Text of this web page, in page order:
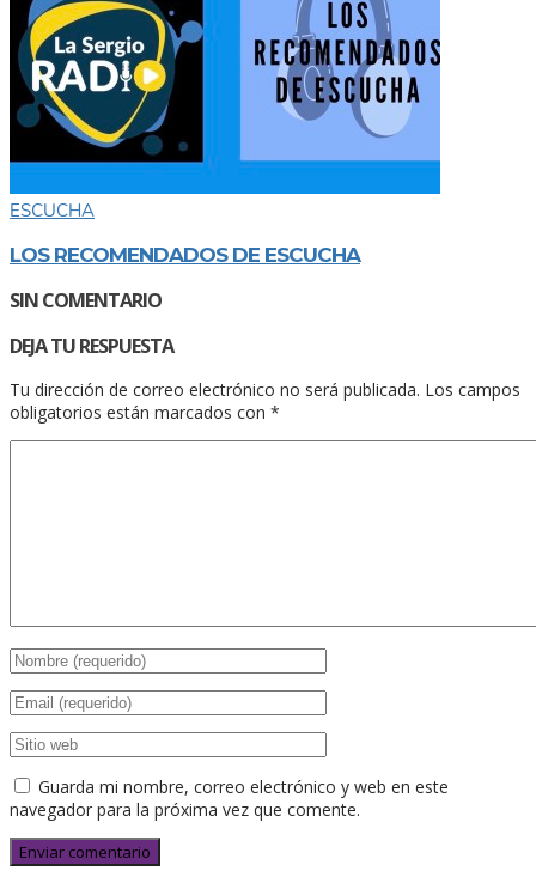
ESCUCHA
LOS RECOMENDADOS DE ESCUCHA
SIN COMENTARIO
DEJA TU RESPUESTA
Tu dirección de correo electrónico no será publicada. Los campos
obligatorios están marcados con *
Guarda mi nombre, correo electrónico y web en este
navegador para la próxima vez que comente.